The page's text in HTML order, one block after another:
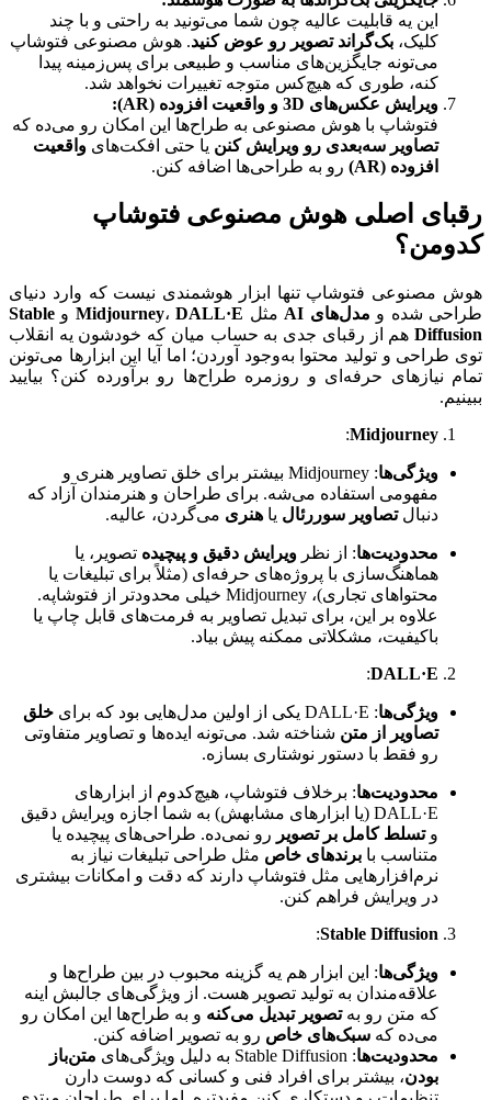
این یه قابلیت عالیه چون شما می‌تونید به راحتی و با چند
کلیک، بک‌گراند تصویر رو عوض کنید. هوش مصنوعی فتوشاپ
می‌تونه جایگزین‌های مناسب و طبیعی برای پس‌زمینه پیدا
کنه، طوری که هیچ‌کس متوجه تغییرات نخواهد شد.
ویرایش عکس‌های 3D و واقعیت افزوده (AR):
فتوشاپ با هوش مصنوعی به طراح‌ها این امکان رو می‌ده که
تصاویر سه‌بعدی رو ویرایش کنن یا حتی افکت‌های واقعیت
افزوده (AR) رو به طراحی‌ها اضافه کنن.
رقبای اصلی هوش مصنوعی فتوشاپ
کدومن؟
هوش مصنوعی فتوشاپ تنها ابزار هوشمندی نیست که وارد دنیای
طراحی شده و مدل‌های AI مثل Midjourney،DALL·E و Stable
Diffusion هم از رقبای جدی به حساب میان که خودشون یه انقلاب
توی طراحی و تولید محتوا به‌وجود آوردن؛ اما آیا این ابزارها می‌تونن
تمام نیازهای حرفه‌ای و روزمره طراح‌ها رو برآورده کنن؟ بیایید
ببینیم.
Midjourney
:
ویژگی‌ها
: Midjourney بیشتر برای خلق تصاویر هنری و
مفهومی استفاده می‌شه. برای طراحان و هنرمندان آزاد که
دنبالتصاویر سوررئال یا هنری می‌گردن، عالیه.
محدودیت‌ها: از نظر ویرایش دقیق و پیچیده تصویر، یا
هماهنگ‌سازی با پروژه‌های حرفه‌ای (مثلاً برای تبلیغات یا
محتواهای تجاری)، Midjourney خیلی محدودتر از فتوشاپه.
علاوه بر این، برای تبدیل تصاویر به فرمت‌های قابل چاپ یا
باکیفیت، مشکلاتی ممکنه پیش بیاد.
DALL·E
:
ویژگی‌ها: DALL·E یکی از اولین مدل‌هایی بود که برای
خلق
تصاویر از متن شناخته شد. می‌تونه ایده‌ها و تصاویر متفاوتی
رو فقط با دستور نوشتاری بسازه.
محدودیت‌ها: برخلاف فتوشاپ، هیچ‌کدوم از ابزارهای
DALL·E (یا ابزارهای مشابهش) به شما اجازه ویرایش دقیق
وتسلط کامل بر تصویر رو نمی‌ده. طراحی‌های پیچیده یا
متناسب با برندهای خاص مثل طراحی تبلیغات نیاز به
نرم‌افزارهایی مثل فتوشاپ دارند که دقت و امکانات بیشتری
در ویرایش فراهم کنن.
Stable Diffusion
:
ویژگی‌ها: این ابزار هم یه گزینه محبوب در بین طراح‌ها و
علاقه‌مندان به تولید تصویر هست. از ویژگی‌های جالبش اینه
که متن رو بهتصویر تبدیل می‌کنه و به طراح‌ها این امکان رو
می‌ده که سبک‌های خاص رو به تصویر اضافه کنن.
محدودیت‌ها: Stable Diffusion به دلیل ویژگی‌های
متن‌باز
بودن، بیشتر برای افراد فنی و کسانی که دوست دارن